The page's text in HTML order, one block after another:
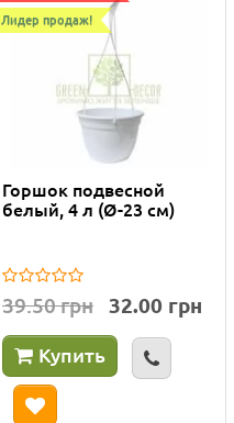
Лидер продаж!
Горшок подвесной
белый, 4 л (Ø-23 см)
39.50 грн 32.00 грн
Купить